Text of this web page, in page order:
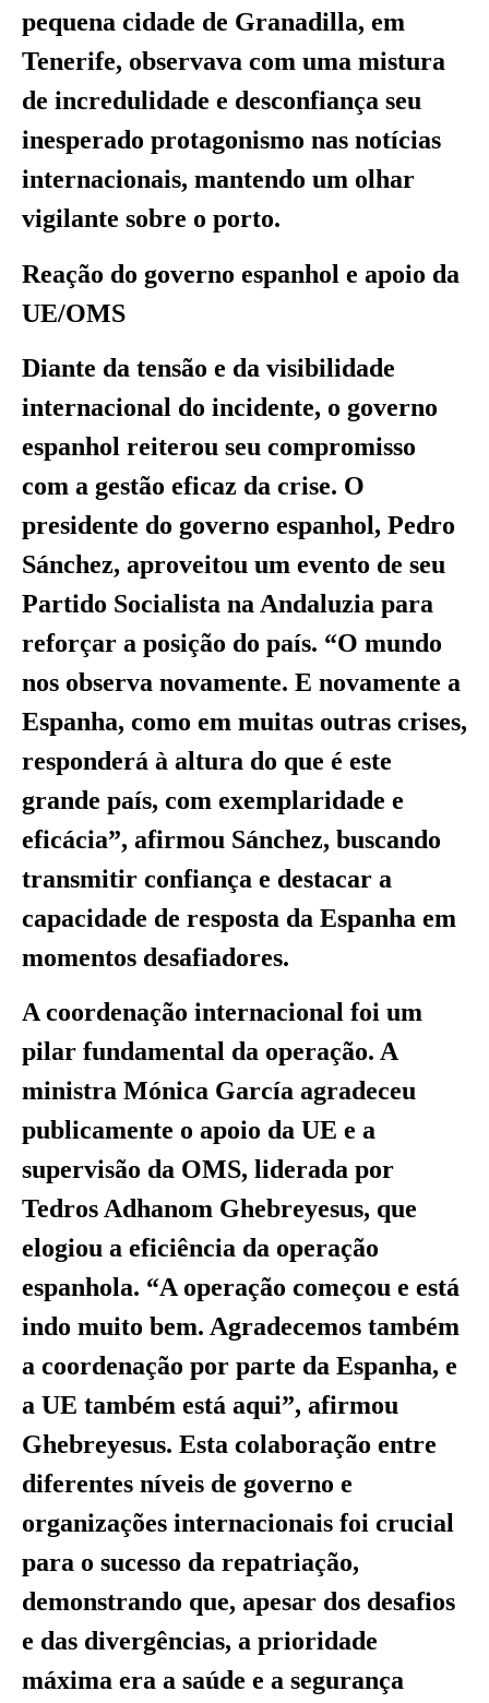
pequena cidade de Granadilla, em
Tenerife, observava com uma mistura
de incredulidade e desconfiança seu
inesperado protagonismo nas notícias
internacionais, mantendo um olhar
vigilante sobre o porto.
Reação do governo espanhol e apoio da
UE/OMS
Diante da tensão e da visibilidade
internacional do incidente, o governo
espanhol reiterou seu compromisso
com a gestão eficaz da crise. O
presidente do governo espanhol, Pedro
Sánchez, aproveitou um evento de seu
Partido Socialista na Andaluzia para
reforçar a posição do país. “O mundo
nos observa novamente. E novamente a
Espanha, como em muitas outras crises,
responderá à altura do que é este
grande país, com exemplaridade e
eficácia”, afirmou Sánchez, buscando
transmitir confiança e destacar a
capacidade de resposta da Espanha em
momentos desafiadores.
A coordenação internacional foi um
pilar fundamental da operação. A
ministra Mónica García agradeceu
publicamente o apoio da UE e a
supervisão da OMS, liderada por
Tedros Adhanom Ghebreyesus, que
elogiou a eficiência da operação
espanhola. “A operação começou e está
indo muito bem. Agradecemos também
a coordenação por parte da Espanha, e
a UE também está aqui”, afirmou
Ghebreyesus. Esta colaboração entre
diferentes níveis de governo e
organizações internacionais foi crucial
para o sucesso da repatriação,
demonstrando que, apesar dos desafios
e das divergências, a prioridade
máxima era a saúde e a segurança